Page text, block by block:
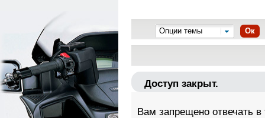
Опции темы Ок
Доступ закрыт.
Вам запрещено отвечать